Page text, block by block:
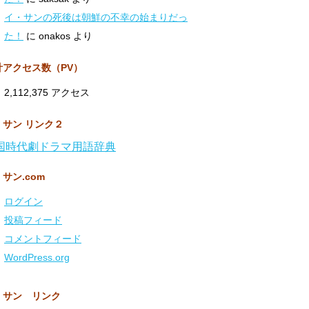
イ・サンの死後は朝鮮の不幸の始まりだっ
た！
に onakos より
アクセス数（PV）
2,112,375 アクセス
サン リンク２
時代劇ドラマ用語辞典
サン.com
ログイン
投稿フィード
コメントフィード
WordPress.org
サン リンク